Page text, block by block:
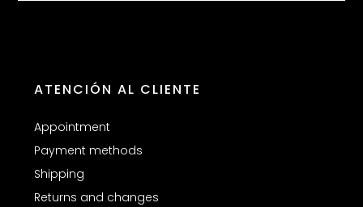
ATENCIÓN AL CLIENTE
Appointment
Payment methods
Shipping
Returns and changes